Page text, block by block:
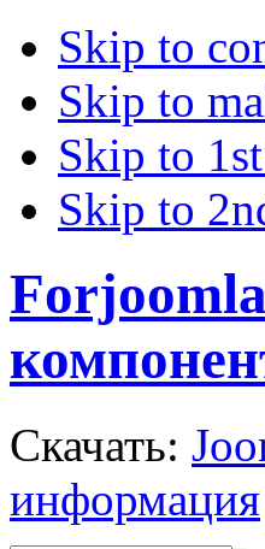
Skip to
Skip to
Skip to
Skip to
Скачать:
информация